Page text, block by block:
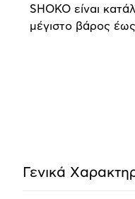
SHOKO είναι
μέγιστο βάρος
Γενικά